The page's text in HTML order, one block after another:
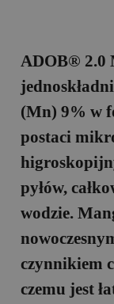
ADOB® 2.0
(Mn) 9% w
postaci
pyłów,
wodzie.
czynnikiem
czemu jest